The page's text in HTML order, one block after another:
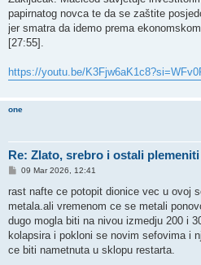
papirnatog novca te da se zaštite
jer smatra da idemo prema
[27:55].
https://youtu.be/
one
Re: Zlato, srebro i ostali
P
s
09 Mar 2026, 12:41
rast nafte ce potopit dionice vec u ovoj
metala.ali vremenom ce se metali
dugo mogla biti na nivou izmedju 200 i
kolapsira i pokloni se novim sefovima i
ce biti nametnuta u sklopu restarta.